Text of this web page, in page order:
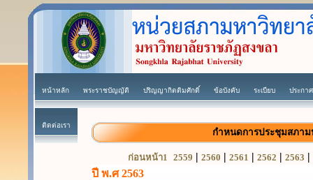
หน้าหลัก พระราชบัญญัติ ปริญญากิตติมศักดิ์ ข้อบังคับ ระเบียบ ประกาศ
ติดต่อเรา
กำหนดการประชุมสภา
ก่อนหน้า1 2559 | 2560 | 2561 | 2562 | 2563 |
ปี พ.ศ 2563